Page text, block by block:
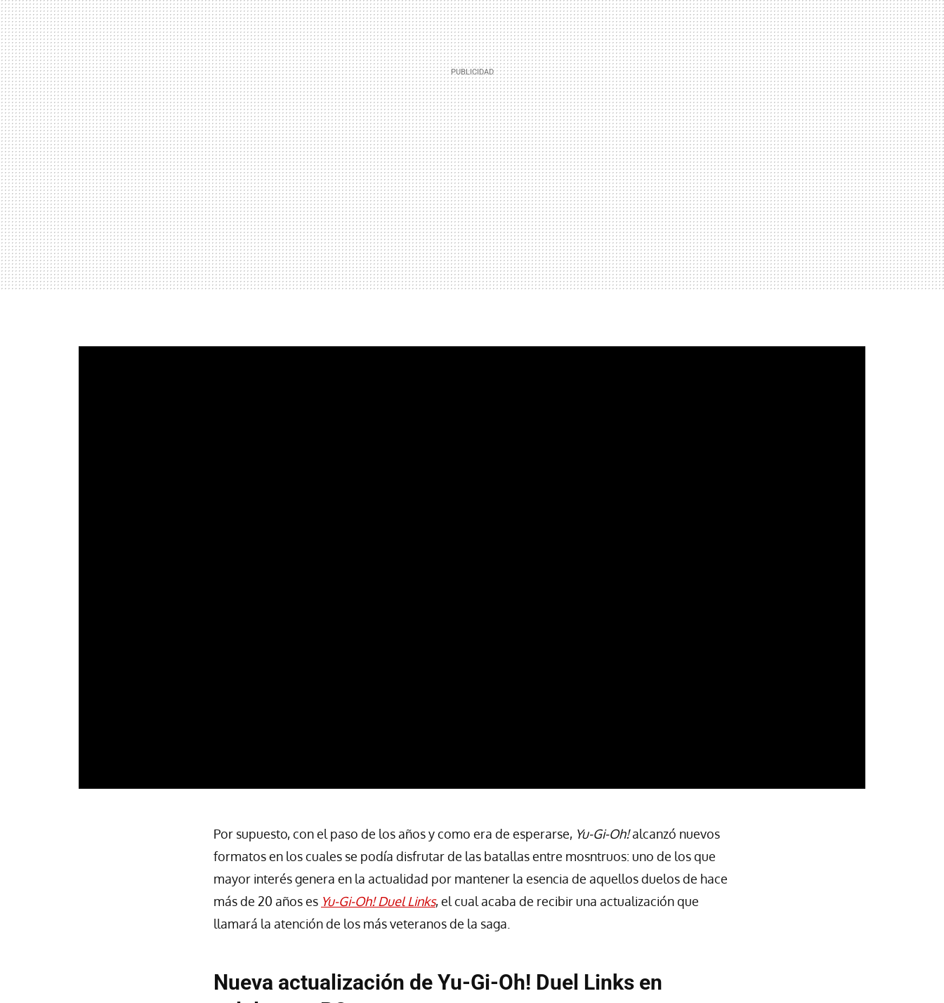
Por supuesto, con el paso de los años y como era de esperarse, Yu-Gi-Oh!alcanzó nuevos
formatos en los cuales se podía disfrutar de las batallas entre mosntruos: uno de los que
mayor interés genera en la actualidad por mantener la esencia de aquellos duelos de hace
más de 20 años es Yu-Gi-Oh! Duel Links, el cual acaba de recibir una actualización que
llamará la atención de los más veteranos de la saga.
Nueva actualización de Yu-Gi-Oh! Duel Links en